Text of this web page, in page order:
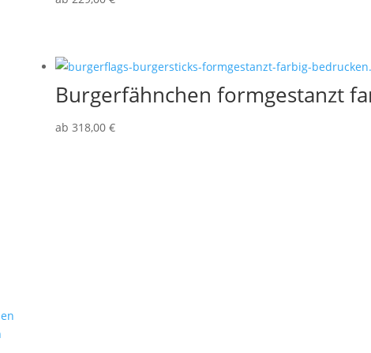
Burgerfähnchen formgestanzt
ab 318,00 €